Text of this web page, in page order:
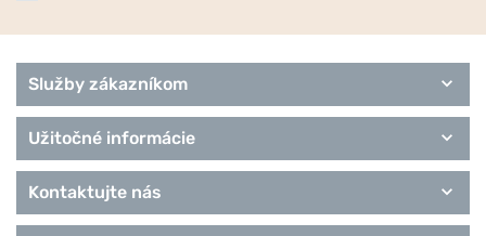
Služby zákazníkom
Užitočné informácie
Kontaktujte nás